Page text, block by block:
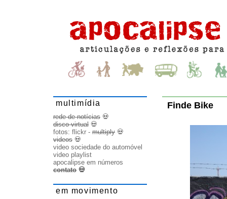
Finde Bike
multimídia
rede de notícias 💀
disco virtual 💀
fotos: flickr - multiply 💀
videos 💀
video sociedade do automóvel
video playlist
apocalipse em números
contato 💀
em movimento